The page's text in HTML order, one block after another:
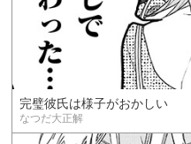
完璧彼氏は様子がおかしい
なつだ大正解